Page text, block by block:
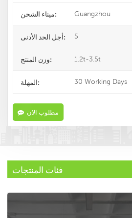
ميناء الشحن: Guangzhou
أجل الحد الأدنى: 5
وزن المنتج: 1.2t-3.5t
المهلة: 30 Working Days
مطلوب الان
فئات المنتجات